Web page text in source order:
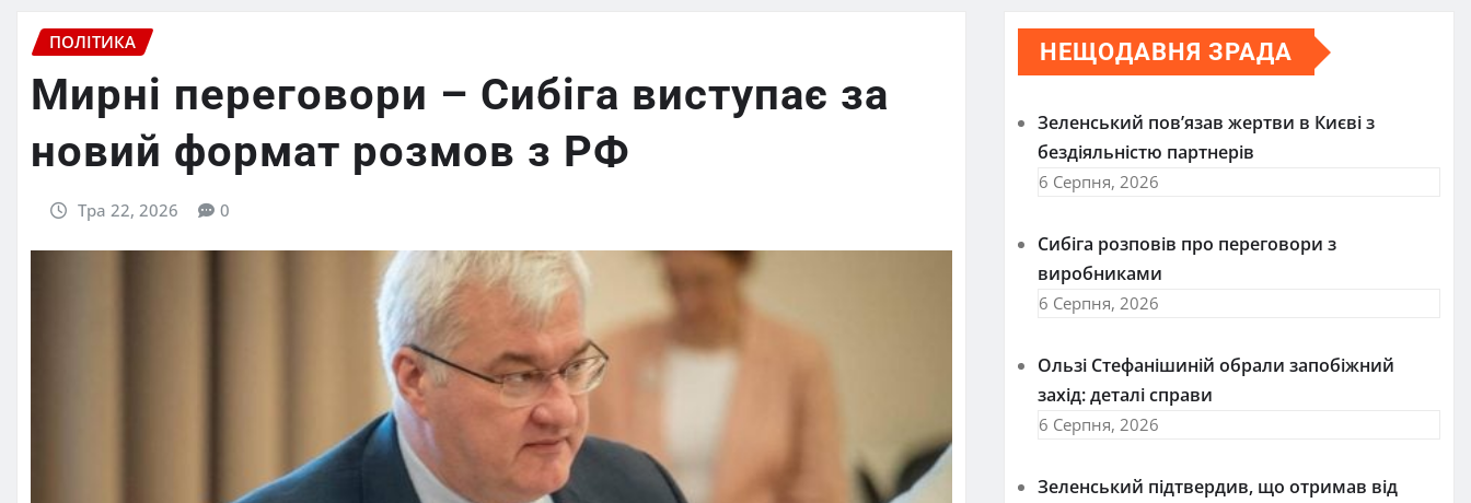
ПОЛІТИКА
Мирні переговори – Сибіга виступає за
новий формат розмов з РФ
Тра 22, 2026 0
НЕЩОДАВНЯ ЗРАДА
Зеленський пов’язав жертви в Києві з
бездіяльністю партнерів
6 Серпня, 2026
Сибіга розповів про переговори з
виробниками
6 Серпня, 2026
Ользі Стефанішиній обрали запобіжний
захід: деталі справи
6 Серпня, 2026
Зеленський підтвердив, що отримав від